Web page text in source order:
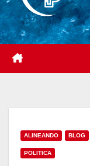
ALINEANDO BLOG
POLITICA